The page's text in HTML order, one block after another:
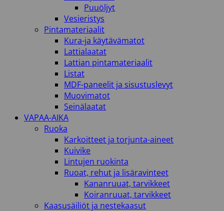
Puuöljyt
Vesieristys
Pintamateriaalit
Kura-ja käytävämatot
Lattialaatat
Lattian pintamateriaalit
Listat
MDF-paneelit ja sisustuslevyt
Muovimatot
Seinälaatat
VAPAA-AIKA
Ruoka
Karkoitteet ja torjunta-aineet
Kuivike
Lintujen ruokinta
Ruoat, rehut ja lisäravinteet
Kananruuat, tarvikkeet
Koiranruuat, tarvikkeet
Kaasusäiliöt ja nestekaasut